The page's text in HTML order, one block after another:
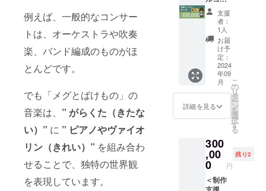
例えば、一般的なコンサー
トは、オーケストラや吹奏
楽、バンド編成のものがほ
とんどです。
でも「メグとばけもの」の
音楽は、 ” がらくた（きたな
い）” に ” ピアノやヴァイオ
リン（きれい）” を組み合わ
せることで、独特の世界観
を表現しています。
年６
月：[３]
[10] ※コ
ンサー
ト準備
のた
め、リ
ターン
の送付
時期が
変動す
る可能
性があ
す。そ
の際は
活動報
告にて
事前に
ご連絡
が、何
卒ご容
赦くだ
さい。
◆ お届
け方
法： ・
CAMPF
IREメッ
セージ
送付：
[４] ・
のご住
所へ送
付：[２]
[５][６]
[16]
に切り
替わる
際は、
本ペー
ジ上部
や活動
報告に
てお知
らせい
たしま
お届け
予定：
月：[４]
・2025
年１月
～２月
初旬：
公演チ
ケット
に切り
替わる
際は、
本ペー
ジ上部
や活動
報告に
てお知
らせい
予定：
・2024
年９
月：[４]
・2025
紹介」
と共通
です。
※現在昼
公演を
予定し
ており
ます
が、多
くのご
支援を
夜２回
公演と
なる場
合があ
りま
ンジCD
[６] オ
リジナ
ル・サ
ウンド
トラッ
ク DL
カード
（１
種）
[７] オ
リジナ
ル・サ
トラッ
ク LPレ
コード
２枚組
[８] コ
ス＞ 事
前に以
下の
note記
事をお
読みい
ただ
き、同
意いた
だいた
上でリ
ターン
をご購
さい。
https://
note.co
m/previ
ew/n4c
支援
者：
1人
お届
け予
定：
2024
年09
月
詳細を見る
こ
の
リ
タ
ー
ン
を
選
択
す
る
300
,00
0 円
残り2
＜制作